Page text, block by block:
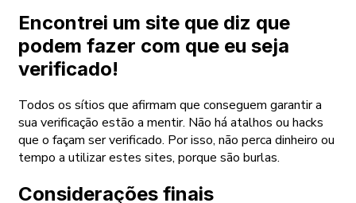
Encontrei um site que diz que
podem fazer com que eu seja
verificado!
Todos os sítios que afirmam que conseguem garantir a
sua verificação estão a mentir. Não há atalhos ou hacks
que o façam ser verificado. Por isso, não perca dinheiro ou
tempo a utilizar estes sites, porque são burlas.
Considerações finais